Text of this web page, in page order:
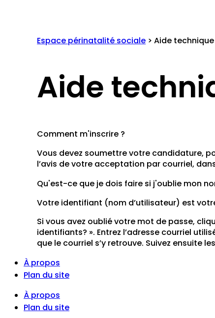
Espace périnatalité sociale >Aide technique
Aide
Comment m'inscrire ?
Vous devez soumettre votre candidature,
l’avis de votre acceptation par courriel,
Qu'est-ce que je dois faire si j'oublie mon
Votre identifiant (nom d’utilisateur) est
Si vous avez oublié votre mot de passe,
identifiants? ». Entrez l’adresse courriel
que le courriel s’y retrouve. Suivez ensuite
À propos
Plan du site
À propos
Plan du site